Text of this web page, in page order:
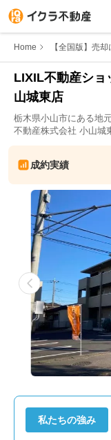
はじめての方へ
お家の売却を学ぶ
不動産会社向け情
Home 【全国版】売
LIXIL不動産ショ
山城東店
栃木県小山市にある地
不動産株式会社 小山城
成約実績
私たちの強み